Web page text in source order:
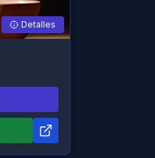
Detalles